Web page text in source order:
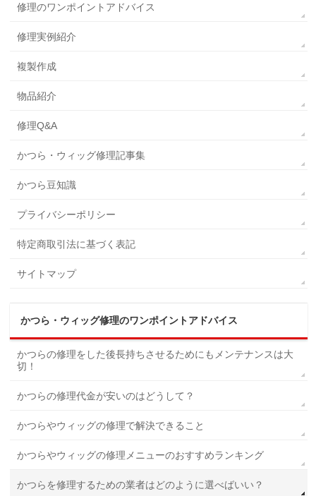
修理のワンポイントアドバイス
修理実例紹介
複製作成
物品紹介
修理Q&A
かつら・ウィッグ修理記事集
かつら豆知識
プライバシーポリシー
特定商取引法に基づく表記
サイトマップ
かつら・ウィッグ修理のワンポイントアドバイス
かつらの修理をした後長持ちさせるためにもメンテナンスは大
切！
かつらの修理代金が安いのはどうして？
かつらやウィッグの修理で解決できること
かつらやウィッグの修理メニューのおすすめランキング
かつらを修理するための業者はどのように選べばいい？